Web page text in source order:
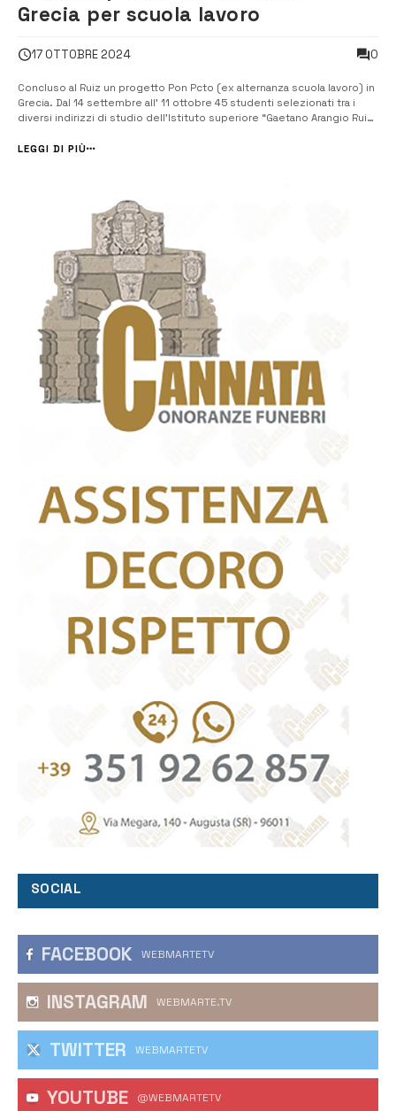
Grecia per scuola lavoro
17 OTTOBRE 2024 0
Concluso al Ruiz un progetto Pon Pcto (ex alternanza scuola lavoro) in
Grecia. Dal 14 settembre all’ 11 ottobre 45 studenti selezionati tra i
diversi indirizzi di studio dell’Istituto superiore “Gaetano Arangio Ruiz”
Anavyssos”, per svolere il progetto Pon/Pcto “Tourism and...
LEGGI DI PIÙ
SOCIAL
FACEBOOK WEBMARTETV
INSTAGRAM WEBMARTE.TV
TWITTER WEBMARTETV
YOUTUBE @WEBMARTETV